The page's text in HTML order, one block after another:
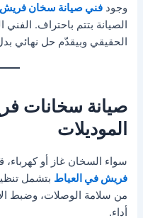
وجودفني صيانة سخان فريش
الصيانة بتتم باحتراف.
الحقيقي وبيقدّم حل نهائي
صيانة سخانات
الموديلات
سواء السخان غاز أو
فريش في العياط بتشمل
من سلامة الوصلات، وضبط
أداء.